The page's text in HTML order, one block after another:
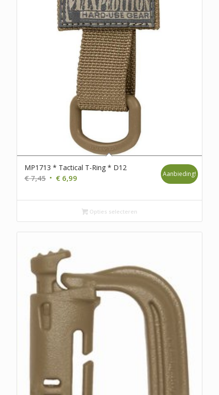
MP1713 * Tactical T-Ring * D12
€7,45 Oorspronkelijke
was:
€6,99Huidige
is:
€ 6,99.
Aanbieding!
Opties selecteren